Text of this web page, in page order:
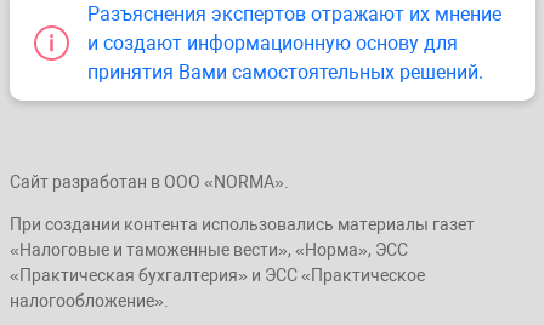
Разъяснения экспертов отражают их мнение
и создают информационную основу для
принятия Вами самостоятельных решений.
Сайт разработан в ООО «NORMA».
При создании контента использовались материалы газет
«Налоговые и таможенные вести», «Норма», ЭСС
«Практическая бухгалтерия» и ЭСС «Практическое
налогообложение».